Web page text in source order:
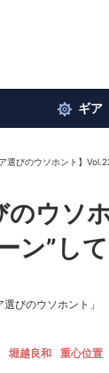
ギア
ア選びのウソホント】
のウ
ン”し
びのウソホント」
堀越良和 重心位置